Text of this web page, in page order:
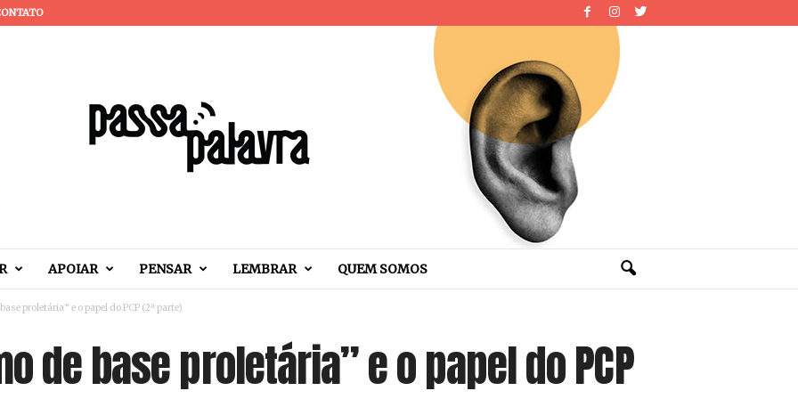
APOIAR PENSAR LEMBRAR QUEM SOMOS
proletária” e o papel do PCP (2ª parte)
de base proletária” e o papel do PCP